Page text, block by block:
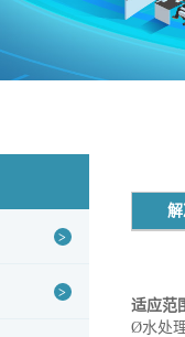
适应范
Ø水处